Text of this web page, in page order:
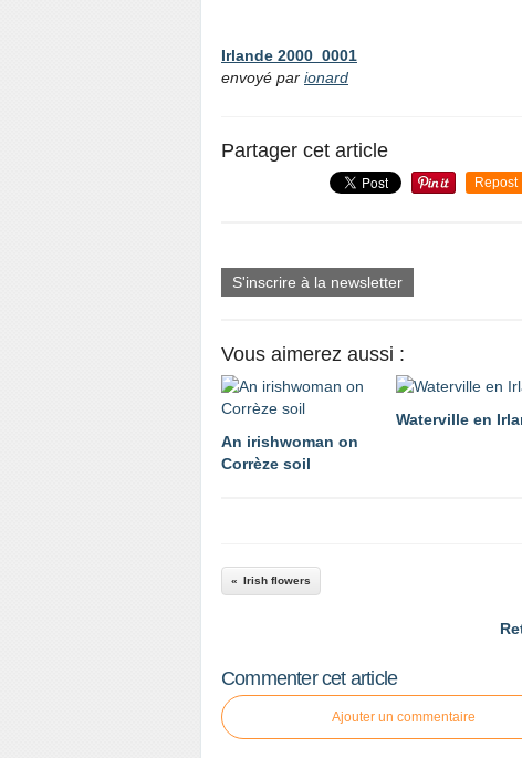
Irlande 2000_0001
envoyé par ionard
Partager cet article
Repost
S'inscrire à la newsletter
Vous aimerez aussi :
An irishwoman on
Corrèze soil
Waterville en
Irish flowers
Commenter cet article
Ajouter un commentaire